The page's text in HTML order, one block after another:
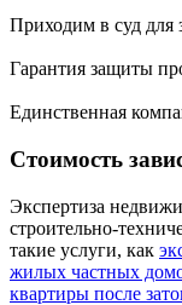
Приходим в суд для
Гарантия защиты
Единственная
Стоимость
Экспертиза
строительно-
такие услуги, как
жилых частных
квартиры после